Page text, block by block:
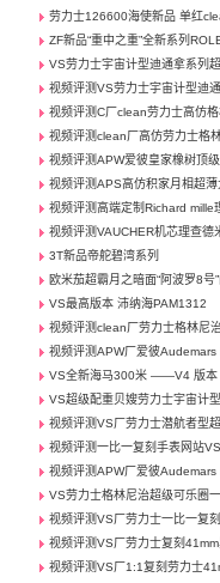
劳力士126600海使新品 单红
ZF新品“重中之重”全新系列
VS劳力士宇宙计型迪通拿系列
视频评测VS劳力士宇宙计型迪
视频评测C厂clean劳力士高仿
视频评测clean厂高仿劳力士格
视频评测APW爱彼皇家橡树顶
视频评测APS高仿积家月相超
视频评测高端定制Richard mille
视频评测VAUCHER机芯理查德
3T新品帝舵碧湾系列
欧米茄超霸月之暗面“阿波罗8号
VS最高版本 沛纳海PAM1312
视频评测clean厂劳力士格林尼
视频评测APW厂爱彼
VS全新海马300米 ——V4 版本
VS超级配重贝嫂劳力士宇宙计
视频评测VS厂劳力士潜航者型
视频评测一比一复刻手表网站
视频评测APW厂爱彼
VS劳力士格林尼治超级可乐圈
视频评测VS厂劳力士一比一复
视频评测VS厂劳力士复刻
视频评测VS厂1:1复刻劳力士